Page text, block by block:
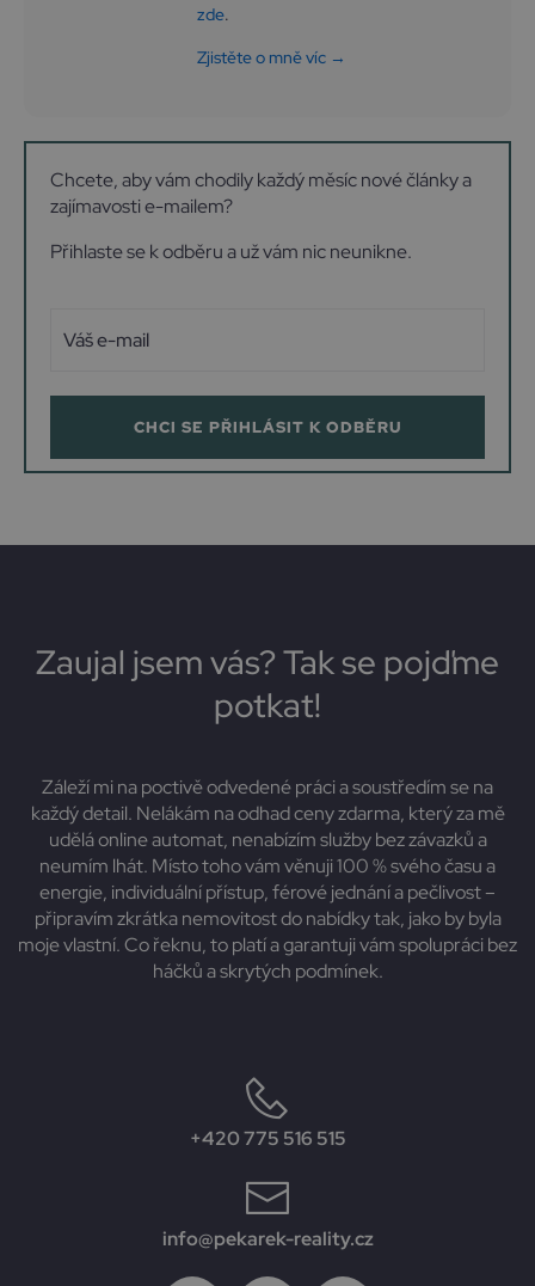
zde.
Zjistěte o mně víc →
Chcete, aby vám chodily každý měsíc nové články a
zajímavosti e-mailem?
Přihlaste se k odběru a už vám nic neunikne.
CHCI SE PŘIHLÁSIT K ODBĚRU
Zaujal jsem vás? Tak se pojďme
potkat!
Záleží mi na poctivě odvedené práci a soustředím se na
každý detail. Nelákám na odhad ceny zdarma, který za mě
udělá online automat, nenabízím služby bez závazků a
neumím lhát. Místo toho vám věnuji 100 % svého času a
energie, individuální přístup, férové jednání a pečlivost –
připravím zkrátka nemovitost do nabídky tak, jako by byla
moje vlastní. Co řeknu, to platí a garantuji vám spolupráci bez
háčků a skrytých podmínek.
+420 775 516 515
info@pekarek-reality.cz